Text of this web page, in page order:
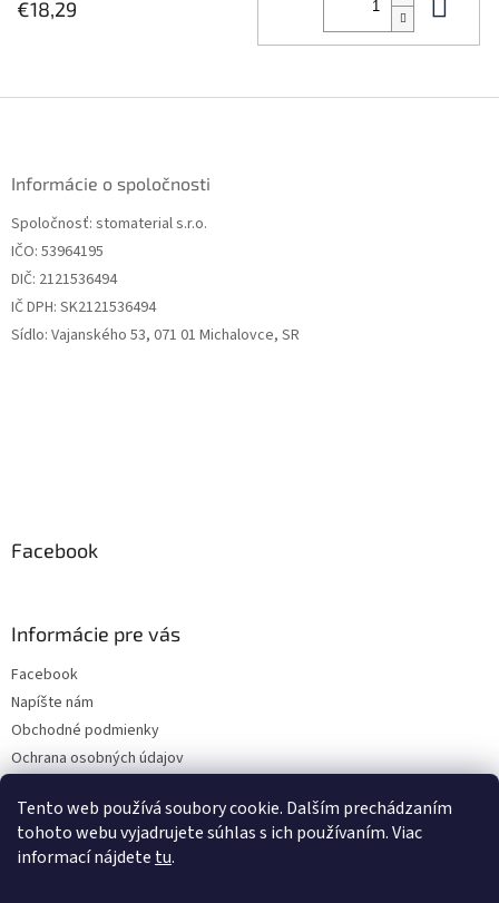
Tento web používá soubory cookie. Dalším prechádzaním
tohoto webu vyjadrujete súhlas s ich používaním. Viac
informací nájdete tu.
€18,29
Informácie o spoločnosti
Spoločnosť: stomaterial s.r.o.
IČO: 53964195
DIČ: 2121536494
IČ DPH: SK2121536494
Sídlo: Vajanského 53, 071 01 Michalovce, SR
Facebook
Informácie pre vás
Facebook
Napíšte nám
Obchodné podmienky
Ochrana osobných údajov